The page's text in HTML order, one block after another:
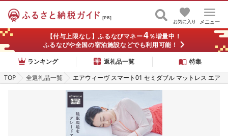
[PR]
メニュー
お気に入り
【付与上限なし】ふるなびマネー4％増量中！
ふるなびや全国の宿泊施設などでも利用可能！
ランキング
返礼品一覧
特集
TOP
全返礼品一覧
エアウィーヴ スマート01 セミダブル マットレス エア
ウィーヴ